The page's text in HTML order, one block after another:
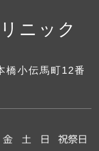
ニック
小伝馬町12番